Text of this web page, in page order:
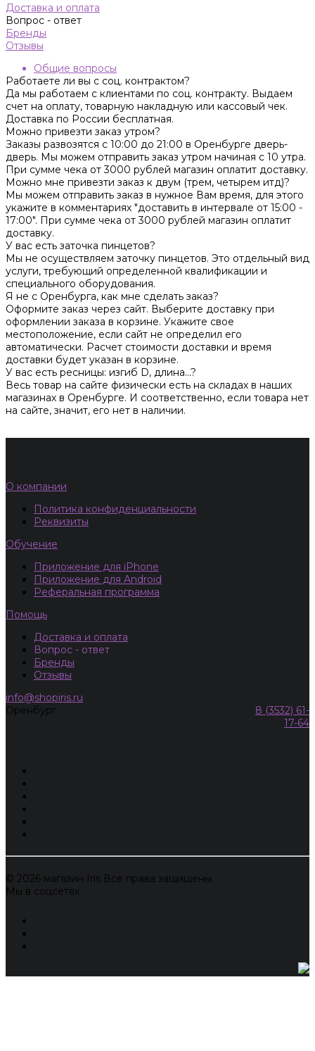
Доставка и оплата
Вопрос - ответ
Бренды
Отзывы
Общие вопросы
Работаете ли вы с соц. контрактом?
Да мы работаем с клиентами по соц. контракту. Выдаем
счет на оплату, товарную накладную или кассовый чек.
Доставка по России бесплатная.
Можно привезти заказ утром?
Заказы развозятся с 10:00 до 21:00 в Оренбурге дверь-
дверь. Мы можем отправить заказ утром начиная с 10 утра.
При сумме чека от 3000 рублей магазин оплатит доставку.
Можно мне привезти заказ к двум (трем, четырем итд)?
Мы можем отправить заказ в нужное Вам время, для этого
укажите в комментариях "доставить в интервале от 15:00 -
17:00". При сумме чека от 3000 рублей магазин оплатит
доставку.
У вас есть заточка пинцетов?
Мы не осуществляем заточку пинцетов. Это отдельный вид
услуги, требующий определенной квалификации и
специального оборудования.
Я не с Оренбурга, как мне сделать заказ?
Оформите заказ через сайт. Выберите доставку при
оформлении заказа в корзине. Укажите свое
местоположение, если сайт не определил его
автоматически. Расчет стоимости доставки и время
доставки будет указан в корзине.
У вас есть ресницы: изгиб D, длина...?
Весь товар на сайте физически есть на складах в наших
магазинах в Оренбурге. И соответственно, если товара нет
на сайте, значит, его нет в наличии.
О компании
Политика конфиденциальности
Реквизиты
Обучение
Приложение для iPhone
Приложение для Android
Реферальная программа
Помощь
Доставка и оплата
Вопрос - ответ
Бренды
Отзывы
info@shopiris.ru
Оренбург
8 (3532) 61-
17-64
© 2026 магазин Iris Все права защищены
Мы в соцсетях